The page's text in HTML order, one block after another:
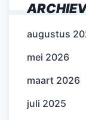
augustus
mei 2026
maart 2026
juli 2025